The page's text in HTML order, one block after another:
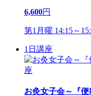
6,600円
第1月曜 14:15～
1日講座
お灸女子会～『